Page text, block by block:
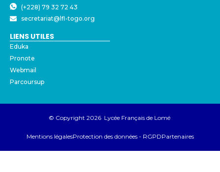
(+228) 79 32 72 43
secretariat@lfl-togo.org
LIENS UTILES
Eduka
Pronote
Webmail
Parcoursup
© Copyright 2026 Lycée Français de Lomé
Mentions légalesProtection des données - RGPDPartenaires